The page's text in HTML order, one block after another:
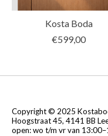
Kosta Boda
€599,00
Copyright © 2025
Hoogstraat 45, 4141 BB
open: wo t/m vr van